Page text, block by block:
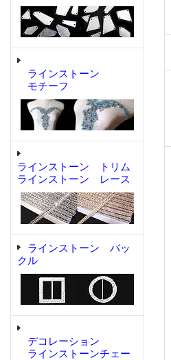
ラインストーン
モチーフ
ラインストーン トリム
ラインストーン レース
ラインストーン バッ
クル
デコレーション
ラインストーンチェー